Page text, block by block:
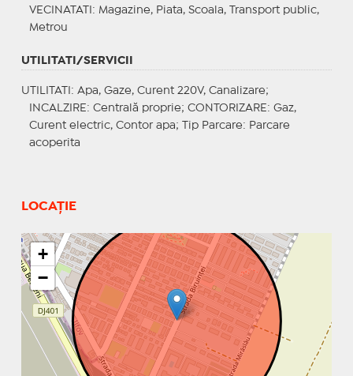
VECINATATI : Magazine, Piata, Scoala, Transport public,
Metrou
UTILITATI/SERVICII
UTILITATI : Apa, Gaze, Curent 220V, Canalizare;
INCALZIRE : Centrală proprie; CONTORIZARE : Gaz,
Curent electric, Contor apa;
Tip Parcare: Parcare
acoperita
LOCAȚIE
+
−